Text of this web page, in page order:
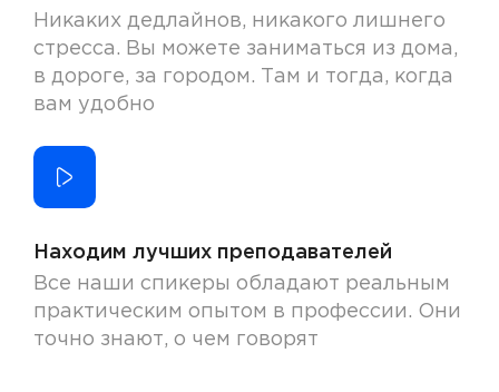
Никаких дедлайнов, никакого лишнего
стресса. Вы можете заниматься из дома,
в дороге, за городом. Там и тогда, когда
вам удобно
Находим лучших преподавателей
Все наши спикеры обладают реальным
практическим опытом в профессии. Они
точно знают, о чем говорят